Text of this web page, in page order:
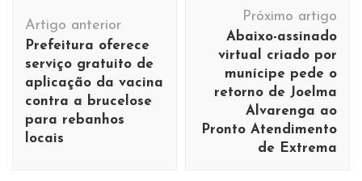
de
post
Artigo anterior
Prefeitura oferece
serviço gratuito de
aplicação da vacina
contra a brucelose
para rebanhos
locais
Próximo artigo
Abaixo-assinado
virtual criado por
munícipe pede o
retorno de Joelma
Alvarenga ao
Pronto Atendimento
de Extrema